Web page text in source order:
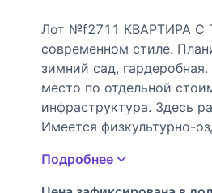
Лот №f2711 КВАРТИРА С
современном стиле.
зимний сад,
место по отдельной
инфраструктура. Здесь
Имеется физкультурно-
жильцов и гостей
«Альянс«,туристическое
Подробнее